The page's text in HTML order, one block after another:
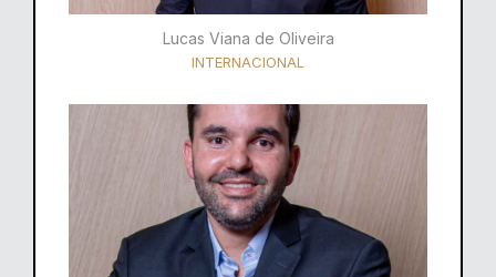
Lucas Viana de Oliveira
INTERNACIONAL